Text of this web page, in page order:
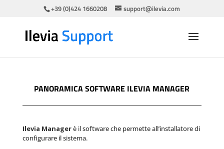
+39 (0)424 1660208 support@ilevia.com
PANORAMICA SOFTWARE ILEVIA MANAGER
Ilevia Managerè il software che permette all’installatore di
configurare il sistema.